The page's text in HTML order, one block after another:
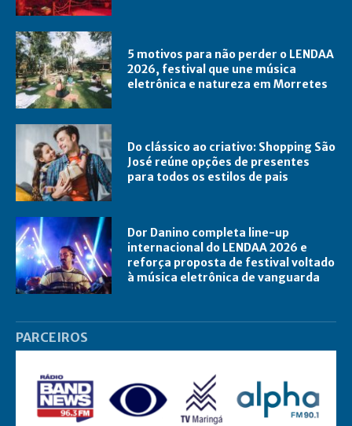
5 motivos para não perder o LENDAA
2026, festival que une música
eletrônica e natureza em Morretes
Do clássico ao criativo: Shopping São
José reúne opções de presentes
para todos os estilos de pais
Dor Danino completa line-up
internacional do LENDAA 2026 e
reforça proposta de festival voltado
à música eletrônica de vanguarda
PARCEIROS